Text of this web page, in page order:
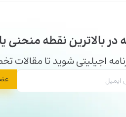
بالاترین نقطه منحنی
اجیلیتی شوید تا مقالات